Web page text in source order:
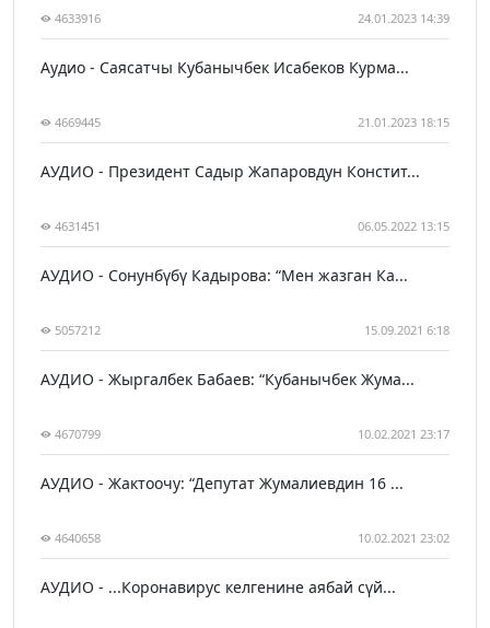
4633916 24.01.2023 14:39
Аудио - Саясатчы Кубанычбек Исабеков Курма...
4669445 21.01.2023 18:15
АУДИО - Президент Садыр Жапаровдун Констит...
4631451 06.05.2022 13:15
АУДИО - Сонунбүбү Кадырова: “Мен жазган Ка...
5057212 15.09.2021 6:18
АУДИО - Жыргалбек Бабаев: “Кубанычбек Жума...
4670799 10.02.2021 23:17
АУДИО - Жактоочу: “Депутат Жумалиевдин 16 ...
4640658 10.02.2021 23:02
АУДИО - ...Коронавирус келгенине аябай сүй...